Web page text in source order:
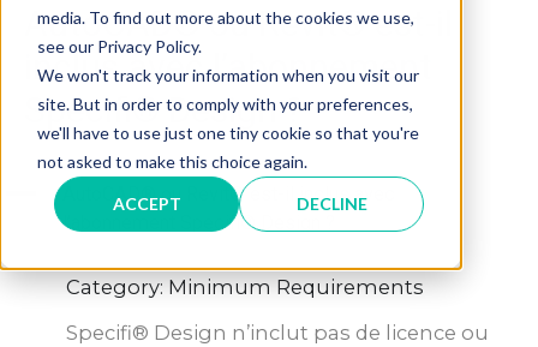
media. To find out more about the cookies we use,
see our Privacy Policy.
We won't track your information when you visit our
site. But in order to comply with your preferences,
we'll have to use just one tiny cookie so that you're
not asked to make this choice again.
ACCEPT DECLINE
AutoCAD® ou Revit® est-il
inclus avec l’abonnement
Specifi® Design ?
AutoCAD® ou Revit® est-il inclus avec
l’abonnement Specifi® Design ?
Category: Minimum Requirements
Specifi® Design n’inclut pas de licence ou